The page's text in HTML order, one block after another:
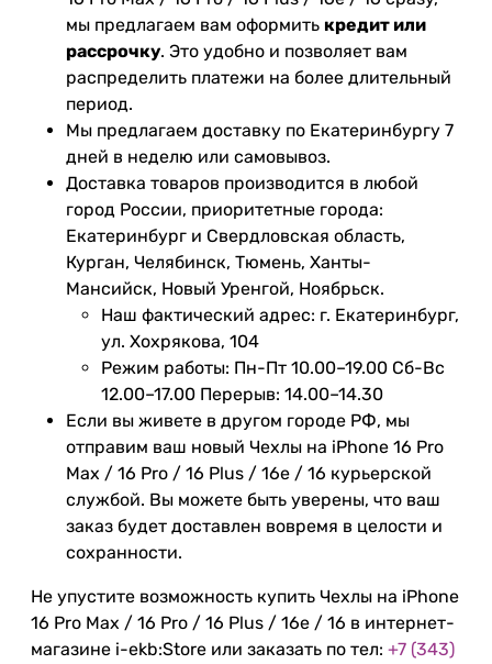
мы предлагаем вам оформить кредит или
рассрочку. Это удобно и позволяет вам
распределить платежи на более длительный
период.
Мы предлагаем доставку по Екатеринбургу 7
дней в неделю или самовывоз.
Доставка товаров производится в любой
город России, приоритетные города:
Екатеринбург и Свердловская область,
Курган, Челябинск, Тюмень, Ханты-
Мансийск, Новый Уренгой, Ноябрьск.
Наш фактический адрес: г. Екатеринбург,
ул. Хохрякова, 104
Режим работы: Пн-Пт 10.00–19.00 Сб-Вс
12.00–17.00 Перерыв: 14.00–14.30
Если вы живете в другом городе РФ, мы
отправим ваш новый Чехлы на iPhone 16 Pro
Max / 16 Pro / 16 Plus / 16e / 16 курьерской
службой. Вы можете быть уверены, что ваш
заказ будет доставлен вовремя в целости и
сохранности.
Не упустите возможность купить Чехлы на iPhone
16 Pro Max / 16 Pro / 16 Plus / 16e / 16 в интернет-
магазине i-ekb:Store или заказать по тел: +7 (343)